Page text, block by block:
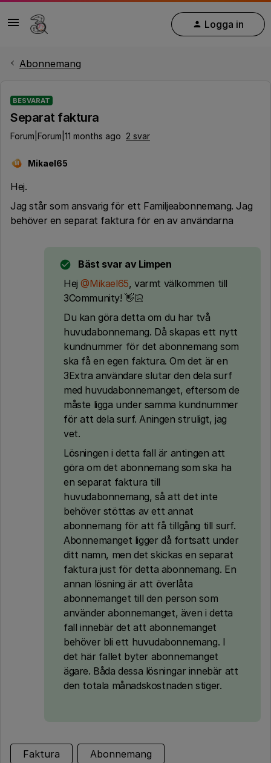
Logga in
Abonnemang
BESVARAT
Separat faktura
Forum|Forum|11 months ago 2 svar
M Mikael65
Hej.
Jag står som ansvarig för ett Familjeabonnemang. Jag
behöver en separat faktura för en av användarna
Bäst svar av Limpen
Hej ​@Mikael65, varmt välkommen till
3Community! 👋🏻
Du kan göra detta om du har två
huvudabonnemang. Då skapas ett nytt
kundnummer för det abonnemang som
ska få en egen faktura. Om det är en
3Extra användare slutar den dela surf
med huvudabonnemanget, eftersom de
måste ligga under samma kundnummer
för att dela surf. Aningen struligt, jag
vet.
Lösningen i detta fall är antingen att
göra om det abonnemang som ska ha
en separat faktura till
huvudabonnemang, så att det inte
behöver stöttas av ett annat
abonnemang för att få tillgång till surf.
Abonnemanget ligger då fortsatt under
ditt namn, men det skickas en separat
faktura just för detta abonnemang. En
annan lösning är att överlåta
abonnemanget till den person som
använder abonnemanget, även i detta
fall innebär det att abonnemanget
behöver bli ett huvudabonnemang. I
det här fallet byter abonnemanget
ägare. Båda dessa lösningar innebär att
den totala månadskostnaden stiger.
Faktura Abonnemang